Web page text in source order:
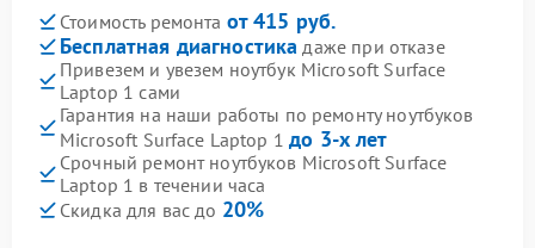
Стоимость ремонта от 415 руб.
Бесплатная диагностика даже при отказе
Привезем и увезем ноутбук Microsoft Surface
Laptop 1 сами
Гарантия на наши работы по ремонту ноутбуков
Microsoft Surface Laptop 1до 3-х лет
Срочный ремонт ноутбуков Microsoft Surface
Laptop 1 в течении часа
Скидка для вас до 20%